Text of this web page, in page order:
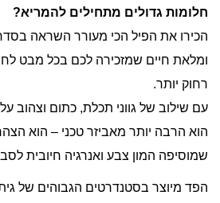
חלומות גדולים מתחילים להמריא?
הכירו את הפיל הכי מעורר השראה
ומלאת חיים שמזכירה לכם בכל מבט
רחוק יותר.
עם שילוב של גווני תכלת, כתום וצהוב
הוא הרבה יותר מאביזר טכני – הוא
שמוסיפה המון צבע ואנרגיה חיובית
הפד מיוצר בסטנדרטים הגבוהים של